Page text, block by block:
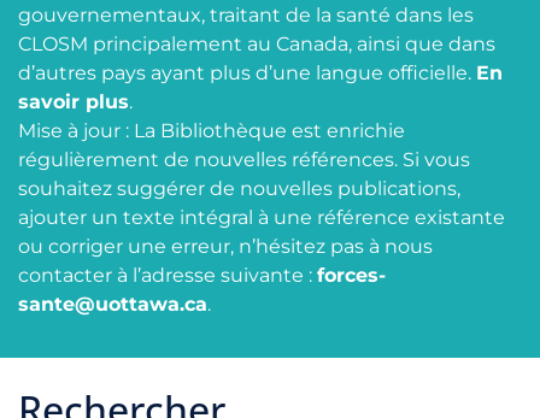
gouvernementaux, traitant de la santé dans les
CLOSM principalement au Canada, ainsi que dans
d’autres pays ayant plus d’une langue officielle. En
savoir plus.
Mise à jour : La Bibliothèque est enrichie
régulièrement de nouvelles références. Si vous
souhaitez suggérer de nouvelles publications,
ajouter un texte intégral à une référence existante
ou corriger une erreur, n’hésitez pas à nous
contacter à l’adresse suivante : forces-
sante@uottawa.ca.